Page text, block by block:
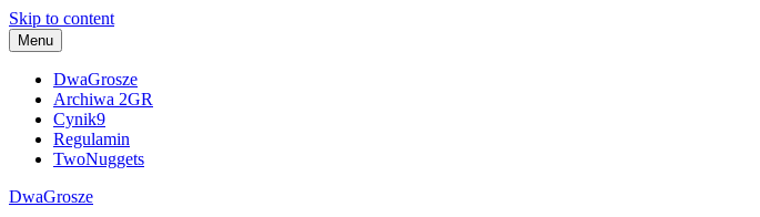
Skip to content
Menu
DwaGrosze
Archiwa 2GR
Cynik9
Regulamin
TwoNuggets
DwaGrosze